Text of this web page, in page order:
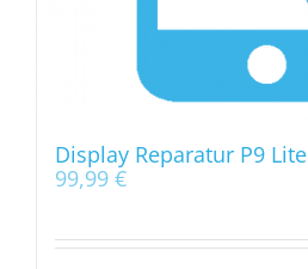
Display Reparatur P9 Lite
99,99 €